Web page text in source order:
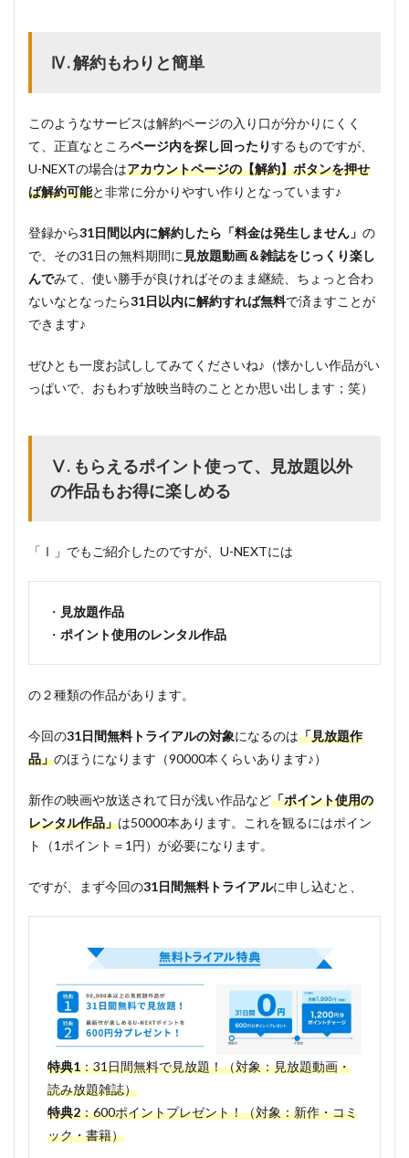
Ⅳ. 解約もわりと簡単
このようなサービスは解約ページの入り口が分かりにくく
て、正直なところページ内を探し回ったりするものですが、
U-NEXTの場合はアカウントページの【解約】ボタンを押せ
ば解約可能と非常に分かりやすい作りとなっています♪
登録から31日間以内に解約したら「料金は発生しません」 の
で、その31日の無料期間に 見放題動画＆雑誌をじっくり楽し
んでみて、使い勝手が良ければそのまま継続、ちょっと合わ
ないなとなったら31日以内に解約すれば無料で済ますことが
できます♪
ぜひとも一度お試ししてみてくださいね♪（懐かしい作品がい
っぱいで、おもわず放映当時のこととか思い出します；笑）
Ⅴ. もらえるポイント使って、見放題以外
の作品もお得に楽しめる
「Ⅰ」でもご紹介したのですが、U-NEXTには
・ 見放題作品
・ ポイント使用のレンタル作品
の２種類の作品があります。
今回の31日間無料トライアルの対象になるのは「見放題作
品」のほうになります（90000本くらいあります♪）
新作の映画や放送されて日が浅い作品など「ポイント使用の
レンタル作品」は50000本あります。これを観るにはポイン
ト（1ポイント＝1円）が必要になります。
ですが、まず今回の31日間無料トライアルに申し込むと、
特典1：31日間無料で見放題！（対象：見放題動画・
読み放題雑誌）
特典2：600ポイントプレゼント！（対象：新作・コミ
ック・書籍）